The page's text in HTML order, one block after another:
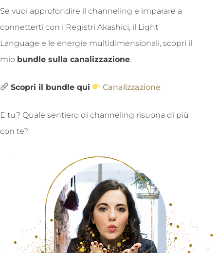
Se vuoi approfondire il channeling e imparare a
connetterti con i Registri Akashici, il Light
Language e le energie multidimensionali, scopri il
mio bundle sulla canalizzazione.
Scopri il bundle qui Canalizzazione
E tu? Quale sentiero di channeling risuona di più
con te?